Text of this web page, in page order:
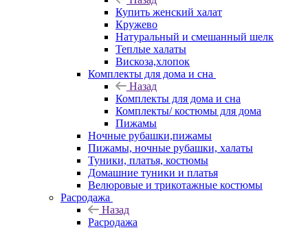
Купить женский халат
Кружево
Натуральный и смешанный шелк
Теплые халаты
Вискоза,хлопок
Комплекты для дома и сна
Назад
Комплекты для дома и сна
Комплекты/ костюмы для дома
Пижамы
Ночные рубашки,пижамы
Пижамы, ночные рубашки, халаты
Туники, платья, костюмы
Домашние туники и платья
Велюровые и трикотажные костюмы
Расродажа
Назад
Расродажа